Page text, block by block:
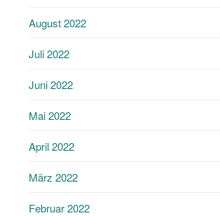
August 2022
Juli 2022
Juni 2022
Mai 2022
April 2022
März 2022
Februar 2022